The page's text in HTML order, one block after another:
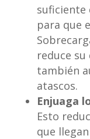
suficiente
para que
reduce
también
atascos.
Enjuaga
Esto
que